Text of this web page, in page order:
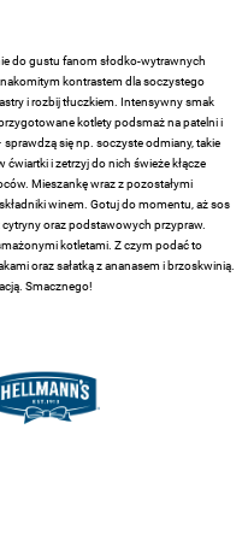
do gustu fanom słodko-wytrawnych
kontrastem dla soczystego
i rozbij tłuczkiem. Intensywny smak
kotlety podsmaż na patelni i
się np. soczyste odmiany, takie
ćwiartki i zetrzyj do nich świeże kłącze
Mieszankę wraz z pozostałymi
winem. Gotuj do momentu, aż sos
oraz podstawowych przypraw.
kotletami. Z czym podać to
oraz sałatką z ananasem i brzoskwinią.
Smacznego!